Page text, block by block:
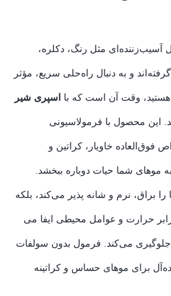
آسیب‌زننده‌ای مثل رنگ، دکلره،
و به دنبال راه‌حلی سریع، مؤثر
هستید، وقت آن است که با اسپری شیر
این محصول با فرمولاسیونی
فوق‌العاده خاویار، کراتین و
موهای شما حیات دوباره ببخشد.
براق، نرم و شانه‌ پذیر می‌کند، بلکه
حرارت و عوامل محیطی ایفا می
می‌کند. فرمول بدون سولفات
برای موهای حساس و کراتینه